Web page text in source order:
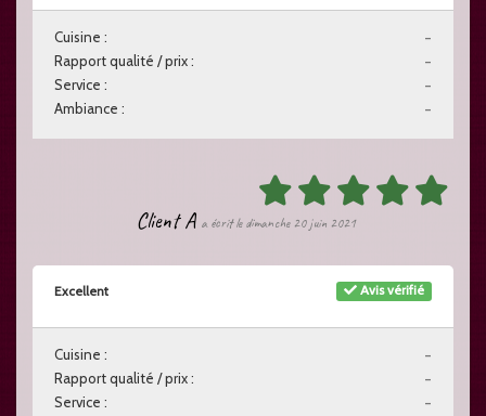
-
Cuisine :
-
Rapport qualité / prix :
-
Service :
-
Ambiance :
Client A a écrit le dimanche 20 juin 2021
Avis vérifié
Excellent
-
Cuisine :
-
Rapport qualité / prix :
-
Service :